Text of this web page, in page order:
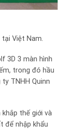
Việt Nam.
3D 3 màn hình
trong đó hầu
TNHH Quinn
thế giới và
để nhập khẩu